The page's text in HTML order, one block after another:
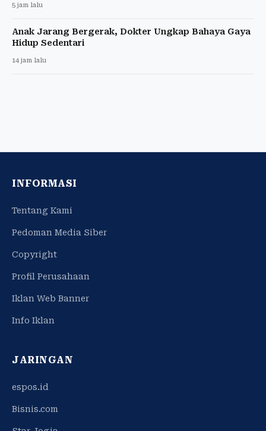
5 jam lalu
Anak Jarang Bergerak, Dokter Ungkap Bahaya Gaya
Hidup Sedentari
14 jam lalu
INFORMASI
Tentang Kami
Pedoman Media Siber
Copyright
Profil Perusahaan
Iklan Web Banner
Info Iklan
JARINGAN
espos.id
Bisnis.com